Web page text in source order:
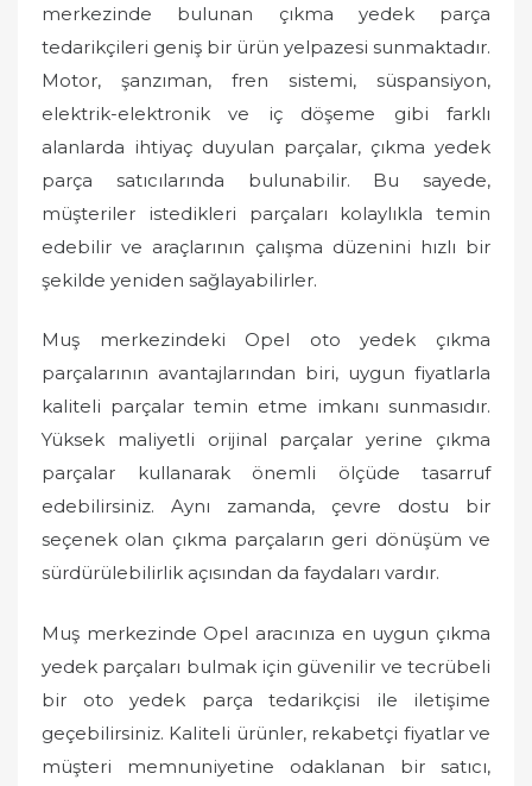
merkezinde bulunan çıkma yedek parça
tedarikçileri geniş bir ürün yelpazesi sunmaktadır.
Motor, şanzıman, fren sistemi, süspansiyon,
elektrik-elektronik ve iç döşeme gibi farklı
alanlarda ihtiyaç duyulan parçalar, çıkma yedek
parça satıcılarında bulunabilir. Bu sayede,
müşteriler istedikleri parçaları kolaylıkla temin
edebilir ve araçlarının çalışma düzenini hızlı bir
şekilde yeniden sağlayabilirler.
Muş merkezindeki Opel oto yedek çıkma
parçalarının avantajlarından biri, uygun fiyatlarla
kaliteli parçalar temin etme imkanı sunmasıdır.
Yüksek maliyetli orijinal parçalar yerine çıkma
parçalar kullanarak önemli ölçüde tasarruf
edebilirsiniz. Aynı zamanda, çevre dostu bir
seçenek olan çıkma parçaların geri dönüşüm ve
sürdürülebilirlik açısından da faydaları vardır.
Muş merkezinde Opel aracınıza en uygun çıkma
yedek parçaları bulmak için güvenilir ve tecrübeli
bir oto yedek parça tedarikçisi ile iletişime
geçebilirsiniz. Kaliteli ürünler, rekabetçi fiyatlar ve
müşteri memnuniyetine odaklanan bir satıcı,